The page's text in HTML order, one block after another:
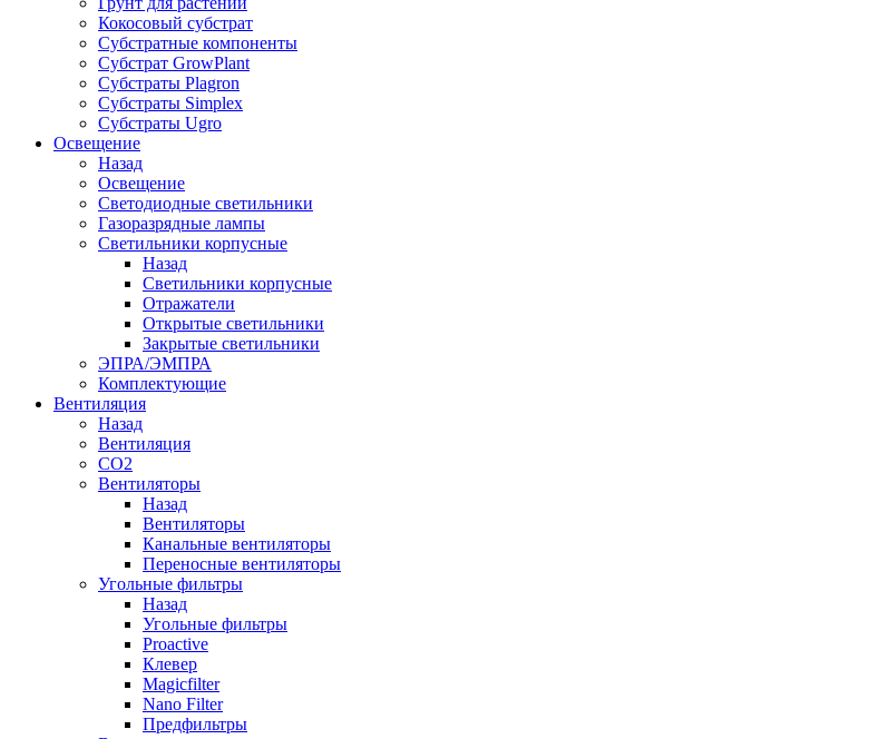
Кокосовый субстрат
Субстратные компоненты
Субстрат GrowPlant
Субстраты Plagron
Субстраты Simplex
Субстраты Ugro
Освещение
Назад
Освещение
Светодиодные светильники
Газоразрядные лампы
Светильники корпусные
Назад
Светильники корпусные
Отражатели
Открытые светильники
Закрытые светильники
ЭПРА/ЭМПРА
Комплектующие
Вентиляция
Назад
Вентиляция
СО2
Вентиляторы
Назад
Вентиляторы
Канальные вентиляторы
Переносные вентиляторы
Угольные фильтры
Назад
Угольные фильтры
Proactive
Клевер
Magicfilter
Nano Filter
Предфильтры